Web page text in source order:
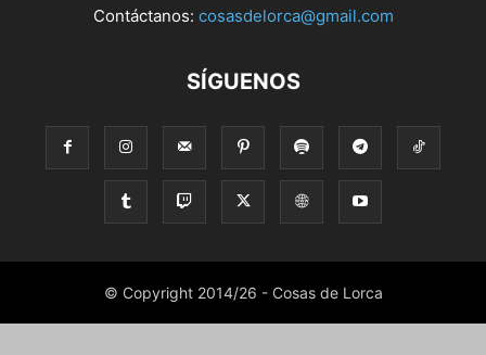
Contáctanos: cosasdelorca@gmail.com
SÍGUENOS
© Copyright 2014/26 - Cosas de Lorca